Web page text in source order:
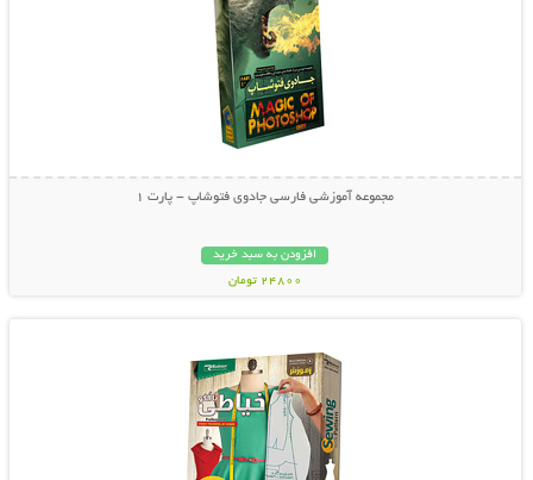
مجموعه آموزشی فارسی جادوی فتوشاپ - پارت 1
افزودن به سبد خرید
24800 تومان